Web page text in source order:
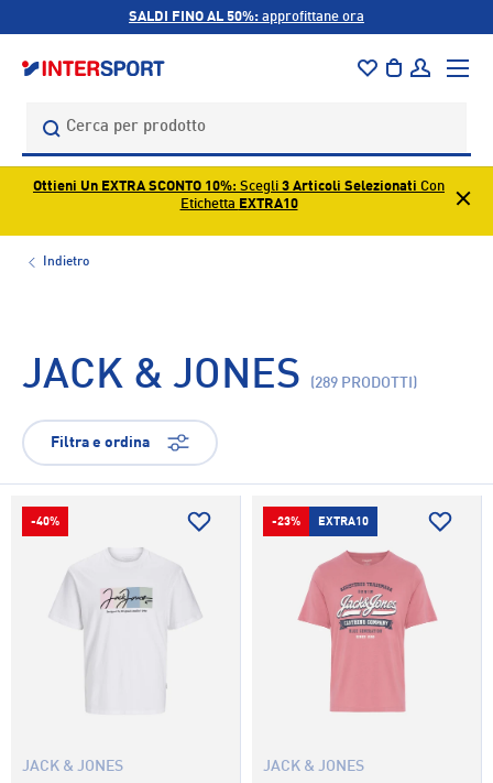
SALDI FINO AL 50%: approfittane ora
Cerca
BorsaAccedi
Menu
Ottieni Un EXTRA SCONTO 10%: Scegli 3 Articoli Selezionati Con
Etichetta EXTRA10
Indietro
JACK & JONES (289 PRODOTTI)
Filtra e ordina
-40%
JACK & JONES
-23% EXTRA10
JACK & JONES